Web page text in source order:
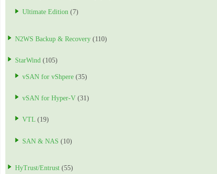
Ultimate Edition (7)
N2WS Backup & Recovery (110)
StarWind (105)
vSAN for vShpere (35)
vSAN for Hyper-V (31)
VTL (19)
SAN & NAS (10)
HyTrust/Entrust (55)